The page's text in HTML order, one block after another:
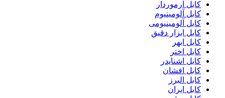
کابل آرموردار
کابل آلومینیوم
کابل آلومینیومی
کابل ابزار دقیق
کابل ابهر
کابل اختر
کابل اشنایدر
کابل افشان
کابل البرز
کابل ایران